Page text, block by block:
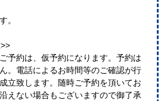
。
予約は、仮予約になります。予約は
。電話によるお時間等のご確認が行
立致します。随時ご予約を頂いてお
えない場合もございますので御了承